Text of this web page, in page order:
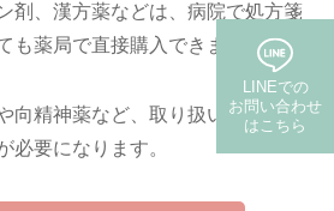
剤、漢方薬などは、病院で処方箋
も薬局で直接購入できます。
向精神薬など、取り扱いの難しい
必要になります。
LINEでの
お問い合わせ
はこちら